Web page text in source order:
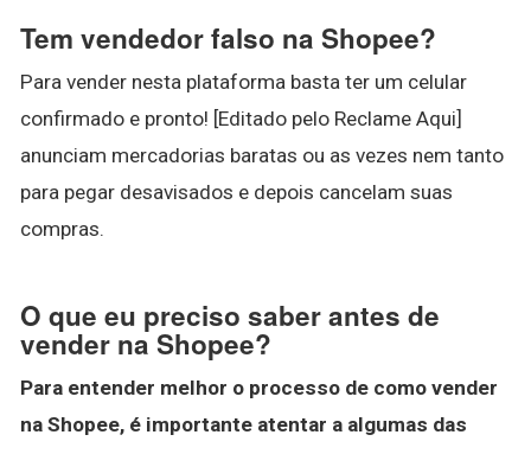
Tem vendedor falso na Shopee?
Para vender nesta plataforma basta ter um celular
confirmado e pronto! [Editado pelo Reclame Aqui]
anunciam mercadorias baratas ou as vezes nem tanto
para pegar desavisados e depois cancelam suas
compras.
O que eu preciso saber antes de
vender na Shopee?
Para entender melhor o processo de como vender
na Shopee, é importante atentar a algumas das